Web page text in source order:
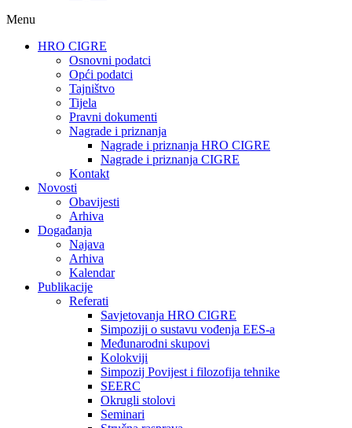
Menu
HRO CIGRE
Osnovni podatci​
Opći podatci
Tajništvo
Tijela
Pravni dokumenti
Nagrade i priznanja
Nagrade i priznanja HRO CIGRE
Nagrade i priznanja CIGRE
Kontakt
Novosti
Obavijesti
Arhiva
Događanja
Najava
Arhiva
Kalendar
Publikacije
Referati
Savjetovanja HRO CIGRE
Simpoziji o sustavu vođenja EES-a
Međunarodni skupovi
Kolokviji​
Simpozij Povijest i filozofija tehnike
SEERC
Okrugli stolovi
Seminari​